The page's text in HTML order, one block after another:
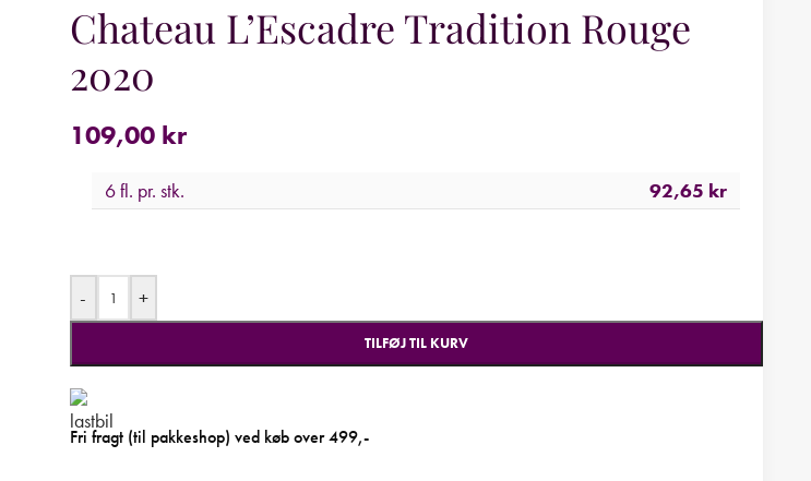
Chateau L’Escadre Tradition Rouge
2020
109,00 kr
6 fl. pr. stk. 92,65 kr
- +
TILFØJ TIL KURV
Fri fragt (til pakkeshop) ved køb over 499,-